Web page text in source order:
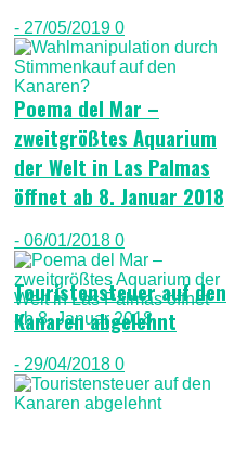
- 27/05/2019 0
Poema del Mar –
zweitgrößtes Aquarium
der Welt in Las Palmas
öffnet ab 8. Januar 2018
- 06/01/2018 0
Touristensteuer auf den
Kanaren abgelehnt
- 29/04/2018 0